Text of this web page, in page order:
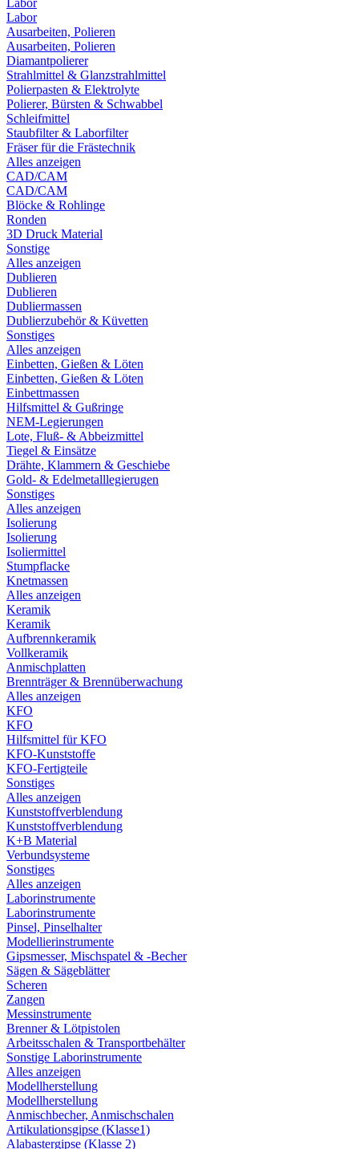
Labor
Labor
Ausarbeiten, Polieren
Ausarbeiten, Polieren
Diamantpolierer
Strahlmittel & Glanzstrahlmittel
Polierpasten & Elektrolyte
Polierer, Bürsten & Schwabbel
Schleifmittel
Staubfilter & Laborfilter
Fräser für die Frästechnik
Alles anzeigen
CAD/CAM
CAD/CAM
Blöcke & Rohlinge
Ronden
3D Druck Material
Sonstige
Alles anzeigen
Dublieren
Dublieren
Dubliermassen
Dublierzubehör & Küvetten
Sonstiges
Alles anzeigen
Einbetten, Gießen & Löten
Einbetten, Gießen & Löten
Einbettmassen
Hilfsmittel & Gußringe
NEM-Legierungen
Lote, Fluß- & Abbeizmittel
Tiegel & Einsätze
Drähte, Klammern & Geschiebe
Gold- & Edelmetalllegierugen
Sonstiges
Alles anzeigen
Isolierung
Isolierung
Isoliermittel
Stumpflacke
Knetmassen
Alles anzeigen
Keramik
Keramik
Aufbrennkeramik
Vollkeramik
Anmischplatten
Brennträger & Brennüberwachung
Alles anzeigen
KFO
KFO
Hilfsmittel für KFO
KFO-Kunststoffe
KFO-Fertigteile
Sonstiges
Alles anzeigen
Kunststoffverblendung
Kunststoffverblendung
K+B Material
Verbundsysteme
Sonstiges
Alles anzeigen
Laborinstrumente
Laborinstrumente
Pinsel, Pinselhalter
Modellierinstrumente
Gipsmesser, Mischspatel & -Becher
Sägen & Sägeblätter
Scheren
Zangen
Messinstrumente
Brenner & Lötpistolen
Arbeitsschalen & Transportbehälter
Sonstige Laborinstrumente
Alles anzeigen
Modellherstellung
Modellherstellung
Anmischbecher, Anmischschalen
Artikulationsgipse (Klasse1)
Alabastergipse (Klasse 2)